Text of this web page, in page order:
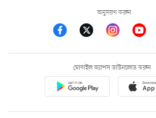
অনুসরণ করুন
মোবাইল অ্যাপস ডাউনলোড করুন